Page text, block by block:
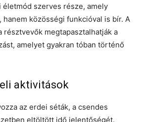
életmód szerves része, amely
hanem közösségi funkcióval is bír. A
résztvevők megtapasztalhatják a
amelyet gyakran tóban történő
aktivitások
az erdei séták, a csendes
eltöltött idő jelentőségét.